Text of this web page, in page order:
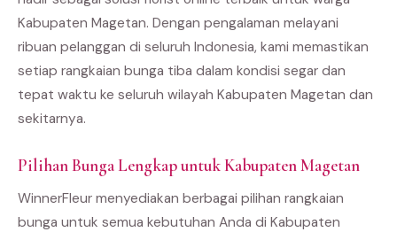
Kabupaten Magetan. Dengan pengalaman melayani
ribuan pelanggan di seluruh Indonesia, kami memastikan
setiap rangkaian bunga tiba dalam kondisi segar dan
tepat waktu ke seluruh wilayah Kabupaten Magetan dan
sekitarnya.
Pilihan Bunga Lengkap untuk Kabupaten Magetan
WinnerFleur menyediakan berbagai pilihan rangkaian
bunga untuk semua kebutuhan Anda di Kabupaten